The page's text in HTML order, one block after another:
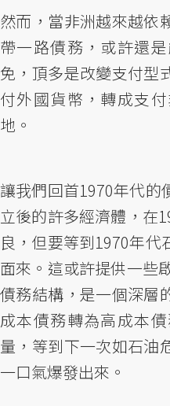
然而，當非洲越來越依
帶一路債務，或許還
免，頂多是改變支付型
付外國貨幣，轉成支
地。
讓我們回首1970年代的
立後的許多經濟體，在
良，但要等到1970年
面來。這或許提供一些
債務結構，是一個深層
成本債務轉為高成本
量，等到下一次如石油
一口氣爆發出來。